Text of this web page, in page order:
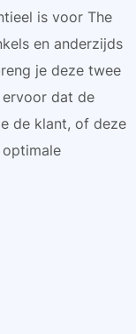
is voor The
en anderzijds
je deze twee
ervoor dat de
de klant, of deze